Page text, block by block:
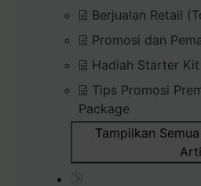
Berjualan Retail
Promosi dan
Hadiah Starter
Tips Promosi
Package
Tampilkan